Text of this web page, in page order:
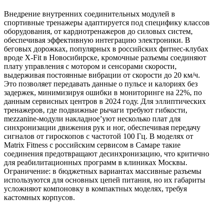
Внедрение внутренних соединительных модулей в
спортивные тренажеры адаптируется под специфику классов
оборудования, от кардиотренажеров до силовых систем,
обеспечивая эффективную интеграцию электроники. В
беговых дорожках, популярных в российских фитнес-клубах
вроде X-Fit в Новосибирске, кромочные разъемы соединяют
плату управления с мотором и сенсорами скорости,
выдерживая постоянные вибрации от скорости до 20 км/ч.
Это позволяет передавать данные о пульсе и калориях без
задержек, минимизируя ошибки в мониторинге на 22%, по
данным сервисных центров в 2024 году. Для эллиптических
тренажеров, где подвижные рычаги требуют гибкости,
mezzanine-модули накладное’уют несколько плат для
синхронизации движения рук и ног, обеспечивая передачу
сигналов от гироскопов с частотой 100 Гц. В моделях от
Matrix Fitness с российским сервисом в Самаре такие
соединения предотвращают десинхронизацию, что критично
для реабилитационных программ в клиниках Москвы.
Ограничение: в бюджетных вариантах массивные разъемы
используются для основных цепей питания, но их габариты
усложняют компоновку в компактных моделях, требуя
кастомных корпусов.